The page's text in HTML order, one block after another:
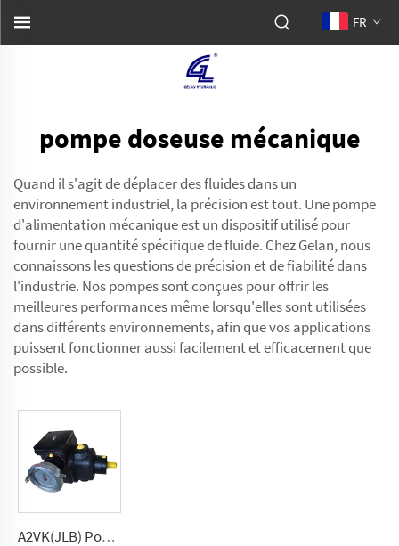
FR
pompe doseuse mécanique
Quand il s'agit de déplacer des fluides dans un
environnement industriel, la précision est tout. Une pompe
d'alimentation mécanique est un dispositif utilisé pour
fournir une quantité spécifique de fluide. Chez Gelan, nous
connaissons les questions de précision et de fiabilité dans
l'industrie. Nos pompes sont conçues pour offrir les
meilleures performances même lorsqu'elles sont utilisées
dans différents environnements, afin que vos applications
puissent fonctionner aussi facilement et efficacement que
possible.
A2VK(JLB) Pompe à haute pression pour PU 5, 12, 28, 55, 107, 225(cm³/tour)